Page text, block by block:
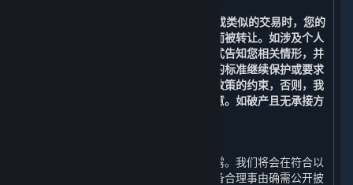
3. 在涉及合并、收购、资产转让、破产或类似的交易时，您的
个人信息有可能作为此类交易的一部分而被转让。如涉及个人
信息转让，我们将通过通知、公告等形式告知您相关情形，并
会按照法律法规及不低于本政策所要求的标准继续保护或要求
新的持有您个人信息的受让方继续受本政策的约束，否则，我
们将要求该受让方重新向您征求授权同意。如破产且无承接方
您的个人信息原则上不会被我们公开披露。我们将会在符合以
下要求的情况下，经法律法规授权或具备合理事由确需公开披